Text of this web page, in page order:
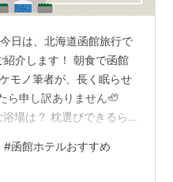
日は、北海道函館旅行で
介します！ 朝食で函館
モノ筆者が、長く眠らせ
ら申し訳ありません🦥
浴場は？ 枕選びできるら
函館の市場方面からパ
回宿泊するホテルです！
#函館ホテルおすすめ